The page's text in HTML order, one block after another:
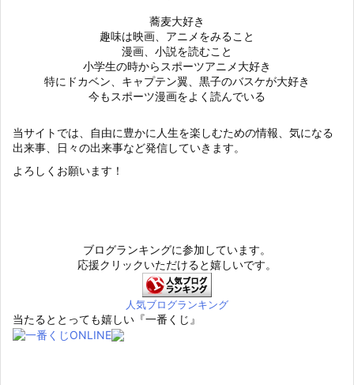
蕎麦大好き
趣味は映画、アニメをみること
漫画、小説を読むこと
小学生の時からスポーツアニメ大好き
特にドカベン、キャプテン翼、黒子のバスケが大好き
今もスポーツ漫画をよく読んでいる
当サイトでは、自由に豊かに人生を楽しむための情報、気になる
出来事、日々の出来事など発信していきます。
よろしくお願います！
ブログランキングに参加しています。
応援クリックいただけると嬉しいです。
人気ブログランキング
当たるととっても嬉しい『一番くじ』